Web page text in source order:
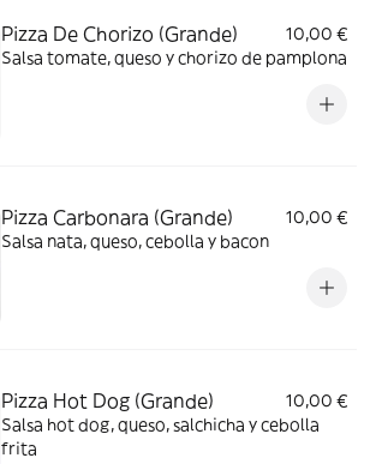
Pizza De Chorizo (Grande)
10,00 €
Salsa tomate, queso y chorizo de pamplona
Pizza Carbonara (Grande)
10,00 €
Salsa nata, queso, cebolla y bacon
Pizza Hot Dog (Grande)
10,00 €
Salsa hot dog, queso, salchicha y cebolla
frita